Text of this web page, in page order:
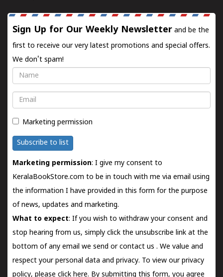
Sign Up for Our Weekly Newsletter and be the
first to receive our very latest promotions and special offers.
We don't spam!
Name
Email
Marketing permission
Subscribe to list
Marketing permission: I give my consent to
KeralaBookStore.com to be in touch with me via email using
the information I have provided in this form for the purpose
of news, updates and marketing.
What to expect: If you wish to withdraw your consent and
stop hearing from us, simply click the unsubscribe link at the
bottom of any email we send orcontact us . We value and
respect your personal data and privacy. To view our privacy
policy, please click here. By submitting this form, you agree